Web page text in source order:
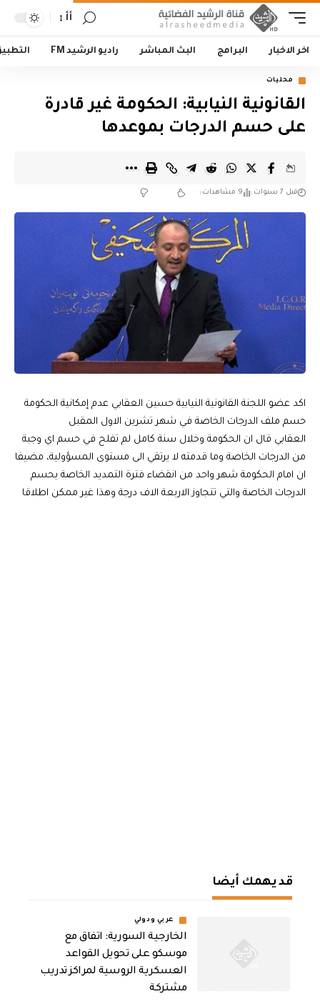
أأ
اخر الاخبار البرامج البث المباشر راديو الرشيد FM
محليات
القانونية النيابية: الحكومة غير قادرة
على حسم الدرجات بموعدها
قبل 7 سنوات 9 مشاهدات
اكد عضو اللجنة القانونية النيابية حسين العقابي عدم إمكانية الحكومة
حسم ملف الدرجات الخاصة في شهر تشرين الاول المقبل
العقابي قال ان الحكومة وخلال سنة كامل لم تفلح في حسم اي وجبة
من الدرجات الخاصة وما قدمته لا يرتقي الى مستوى المسؤولية، مضيفا
ان امام الحكومة شهر واحد من انقضاء فترة التمديد الخاصة بحسم
الدرجات الخاصة والتي تتجاوز الاربعة الاف درجة وهذا غير ممكن اطلاقا
قد يهمك أيضا
عربي ودولي
الخارجية السورية: اتفاق مع
موسكو على تحويل القواعد
العسكرية الروسية لمراكز تدريب
مشتركة